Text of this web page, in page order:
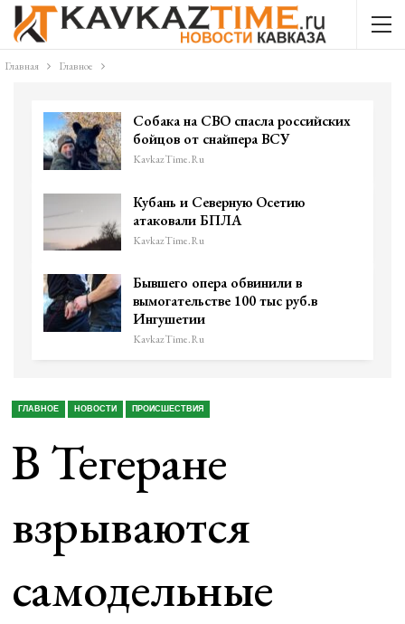
Главная Главное
Собака на СВО спасла российских
бойцов от снайпера ВСУ
KavkazTime.ru
Кубань и Северную Осетию
атаковали БПЛА
KavkazTime.ru
Бывшего опера обвинили в
вымогательстве 100 тыс руб.в
Ингушетии
KavkazTime.ru
ГЛАВНОЕ НОВОСТИ ПРОИСШЕСТВИЯ
В Тегеране
взрываются
самодельные